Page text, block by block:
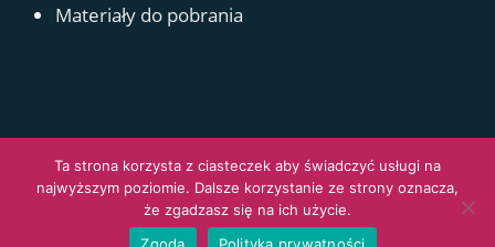
Materiały do pobrania
© 2026 Miejski Dom Kultury
Design eFactory Tomasz Szypulski
Ta strona korzysta z ciasteczek aby świadczyć usługi na
najwyższym poziomie. Dalsze korzystanie ze strony oznacza,
że zgadzasz się na ich użycie.
Zgoda
Polityka prywatności